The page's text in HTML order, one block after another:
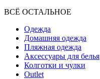
ВCЁ ОСТАЛЬНОЕ
Одежда
Домашняя одежда
Пляжная одежда
Аксессуары для белья
Колготки и чулки
Outlet